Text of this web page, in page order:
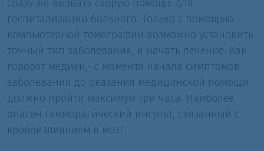
сразу же вызвать скорую помощь для
госпитализации больного. Только с помощью
компьютерной томографии возможно установить
точный тип заболевания, и начать лечение. Как
говорят медики,- с момента начала симптомов
заболевания до оказания медицинской помощи
должно пройти максимум три часа. Наиболее
опасен гемморагический инсульт, связанный c
кровоизлиянием в мозг.